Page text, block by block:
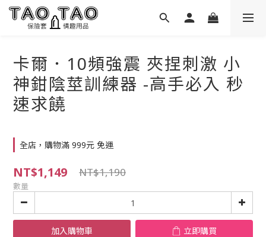
卡爾．10頻強震 夾捏刺激 小
神鉗陰莖訓練器 -高手必入 秒
速求饒
全店，購物滿 999元 免運
NT$1,149 NT$1,190
數量
加入購物車 立即購買